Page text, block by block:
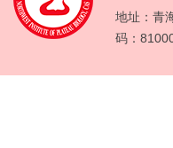
地址：青
码：